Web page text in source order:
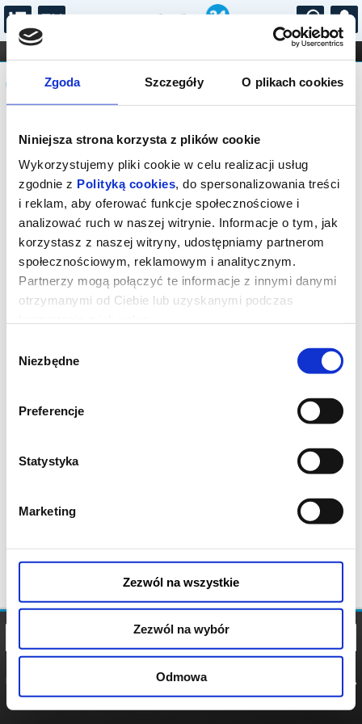
Zgoda Szczegóły O plikach cookies
Niniejsza strona korzysta z plików cookie
Wykorzystujemy pliki cookie w celu realizacji usług
zgodnie z Polityką cookies, do spersonalizowania treści
i reklam, aby oferować funkcje społecznościowe i
analizować ruch w naszej witrynie. Informacje o tym, jak
korzystasz z naszej witryny, udostępniamy partnerom
społecznościowym, reklamowym i analitycznym.
Partnerzy mogą połączyć te informacje z innymi danymi
otrzymanymi od Ciebie lub uzyskanymi podczas
zgody
Niezbędne
Preferencje
Statystyka
Marketing
Zezwól na wszystkie
Zezwól na wybór
Odmowa
...
FILHARMONIA OPERA I BALET
STAND-UP
DLA DZIECI
Komunikat
Sprzedaż biletów on-line na wydarzenie
została zakończona.
POLITYKA
POLITYKA